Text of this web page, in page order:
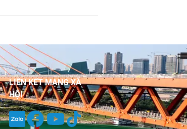
LIÊN KẾT MẠNG XÃ
HỘI